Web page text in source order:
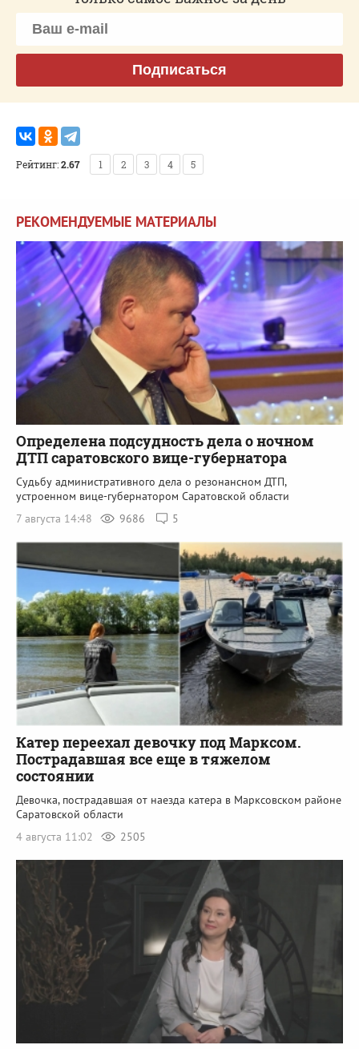
Подписаться
Рейтинг:2.67 1 2 3 4 5
РЕКОМЕНДУЕМЫЕ МАТЕРИАЛЫ
Определена подсудность дела о ночном
ДТП саратовского вице-губернатора
Судьбу административного дела о резонансном ДТП,
устроенном вице-губернатором Саратовской области
7 августа 14:48
9686 5
Катер переехал девочку под Марксом.
Пострадавшая все еще в тяжелом
состоянии
Девочка, пострадавшая от наезда катера в Марксовском районе
Саратовской области
4 августа 11:02
2505